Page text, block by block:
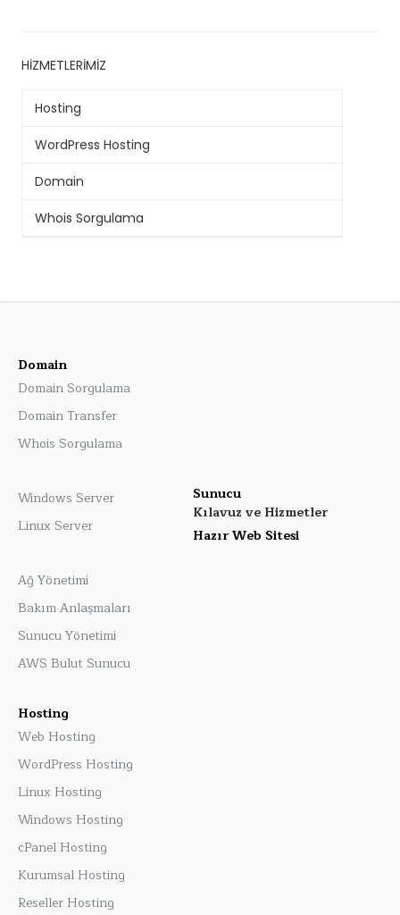
HIZMETLERIMIZ
Hosting
WordPress Hosting
Domain
Whois Sorgulama
Domain
Domain Sorgulama
Domain Transfer
Whois Sorgulama
Sunucu
Windows Server
Linux Server
Kılavuz ve Hizmetler
Ağ Yönetimi
Bakım Anlaşmaları
Sunucu Yönetimi
AWS Bulut Sunucu
Hazır Web Sitesi
Hosting
Web Hosting
WordPress Hosting
Linux Hosting
Windows Hosting
cPanel Hosting
Kurumsal Hosting
Reseller Hosting